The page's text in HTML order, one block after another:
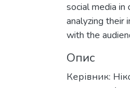
social media in
analyzing their
with the
Опис
Керівник: